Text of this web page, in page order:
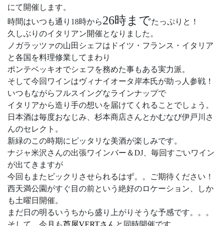
にて開催します。
時間はいつも通り18時から26時までたっぷりと！
久しぶりのイタリアン開催となりました。
ノガラッツァの山田シェフはドイツ・フランス・イタリア
と各国を料理修業してまわり
ポンテベッキオでシェフを務めた事もある実力派。
そして今回ワインはヴィナイオータ岸本氏が助っ人参戦！
いつもながらフルスイングなラインナップで
イタリアから造り手の想いを届けてくれることでしょう。
日本酒は毎度おなじみ、杉本商店さんとかむなび伊戸川さ
んのセレクト。
新緑のこの時期にピッタリな美酒が楽しみです。
ナジャ米沢さんの出張ワインバー＆DJ、毎回すごいワイン
が出てきますが
今回もまたビックリさせられるはず。。ご期待ください！
西天満公園がすぐ目の前という絶好のロケーション、しか
も土曜日開催。
まだ日の明るいうちから盛り上がりそうな予感です。。。
そして、今月も芦屋VERTさんと同時開催です。